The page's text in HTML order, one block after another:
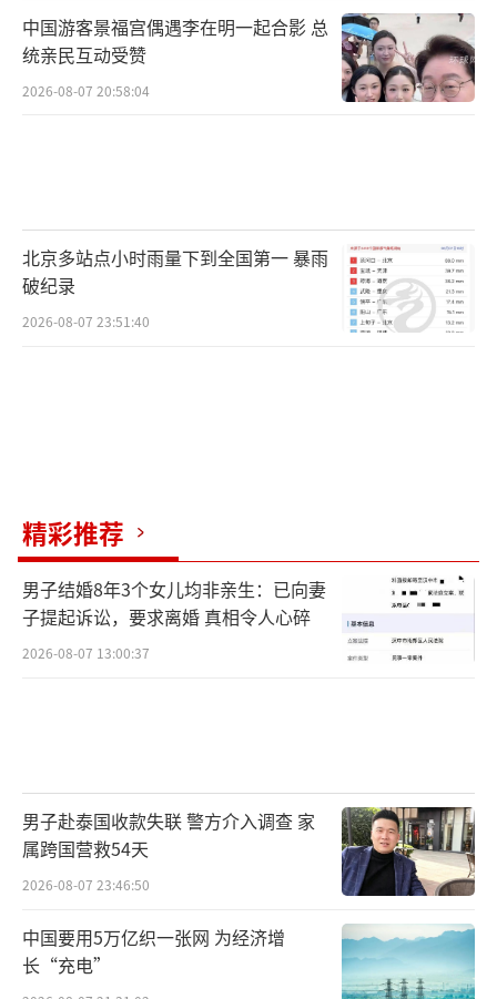
中国游客景福宫偶遇李在明一起合影 总
统亲民互动受赞
2026-08-07 20:58:04
北京多站点小时雨量下到全国第一 暴雨
破纪录
2026-08-07 23:51:40
精彩推荐
男子结婚8年3个女儿均非亲生：已向妻
子提起诉讼，要求离婚 真相令人心碎
2026-08-07 13:00:37
男子赴泰国收款失联 警方介入调查 家
属跨国营救54天
2026-08-07 23:46:50
中国要用5万亿织一张网 为经济增
长“充电”